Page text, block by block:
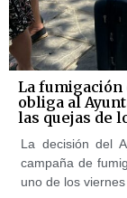
La
obliga al
las quejas de
La decisión del
campaña de
uno de los